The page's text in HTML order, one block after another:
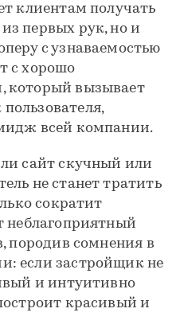
клиентам получать
первых рук, но и
с узнаваемостью
с хорошо
который вызывает
всей компании.
сайт скучный или
не станет тратить
сократит
неблагоприятный
породив сомнения в
если застройщик не
и интуитивно
красивый и